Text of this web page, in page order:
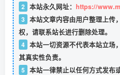
2 本站永久网址： https://
3 本站文章内容由用户整理上传
权，请联系站长进行删除处理。
4 本站一切资源不代表本站立场
其真实性负责。
5 本站一律禁止以任何方式发布